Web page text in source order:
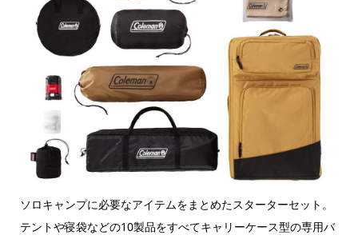
ソロキャンプに必要なアイテムをまとめたスターターセット。
テントや寝袋などの10製品をすべてキャリーケース型の専用バ